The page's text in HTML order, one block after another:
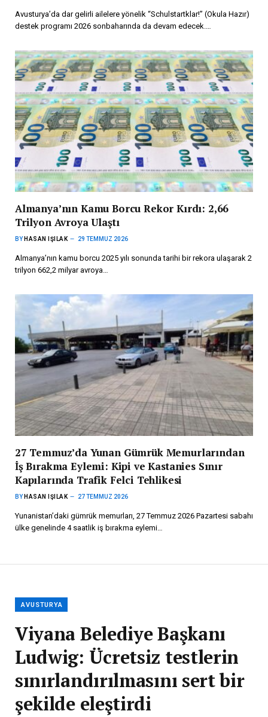
Avusturya’da dar gelirli ailelere yönelik “Schulstartklar!” (Okula Hazır)
destek programı 2026 sonbaharında da devam edecek.…
Almanya’nın Kamu Borcu Rekor Kırdı: 2,66
Trilyon Avroya Ulaştı
BY HASAN IŞILAK 29 TEMMUZ 2026
Almanya’nın kamu borcu 2025 yılı sonunda tarihi bir rekora ulaşarak 2
trilyon 662,2 milyar avroya…
27 Temmuz’da Yunan Gümrük Memurlarından
İş Bırakma Eylemi: Kipi ve Kastanies Sınır
Kapılarında Trafik Felci Tehlikesi
BY HASAN IŞILAK 27 TEMMUZ 2026
Yunanistan’daki gümrük memurları, 27 Temmuz 2026 Pazartesi sabahı
ülke genelinde 4 saatlik iş bırakma eylemi…
AVUSTURYA
Viyana Belediye Başkanı
Ludwig: Ücretsiz testlerin
sınırlandırılmasını sert bir
şekilde eleştirdi